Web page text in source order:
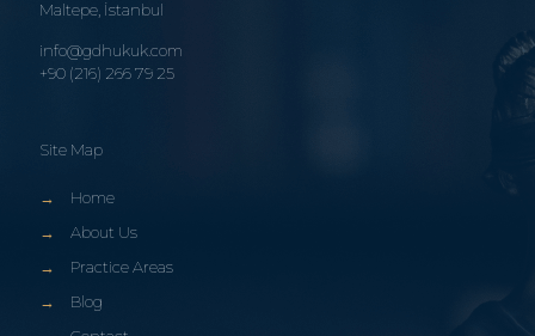
Maltepe, İstanbul
info@gdhukuk.com
+90 (216) 266 79 25
Site Map
→
Home
→
About Us
→
Practice Areas
→
Blog